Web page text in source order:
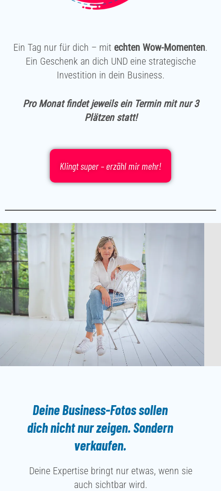
Ein Tag nur für dich – mit echten Wow-Momenten.
Ein Geschenk an dich UND eine strategische
Investition in dein Business.
Pro Monat findet jeweils ein Termin mit nur 3
Plätzen statt!
Klingt super – erzähl mir mehr!
DeineBusiness-Fotossollen
dich nicht nur zeigen. Sondern
verkaufen.
Deine Expertise bringt nur etwas, wenn sie
auch sichtbar wird.